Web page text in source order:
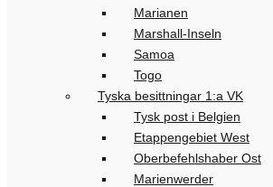
Marianen
Marshall-Inseln
Samoa
Togo
Tyska besittningar 1:a VK
Tysk post i Belgien
Etappengebiet West
Oberbefehlshaber Ost
Marienwerder